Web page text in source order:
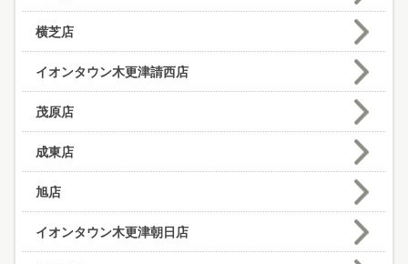
横芝店
イオンタウン木更津請西店
茂原店
成東店
旭店
イオンタウン木更津朝日店